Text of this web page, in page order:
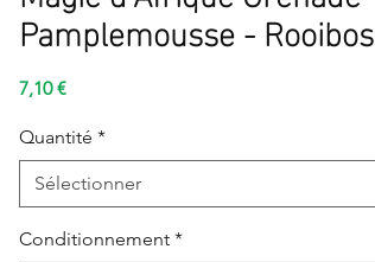
Pamplemousse - Rooibos
7,10 €Prix
Quantité *
Sélectionner
Conditionnement *